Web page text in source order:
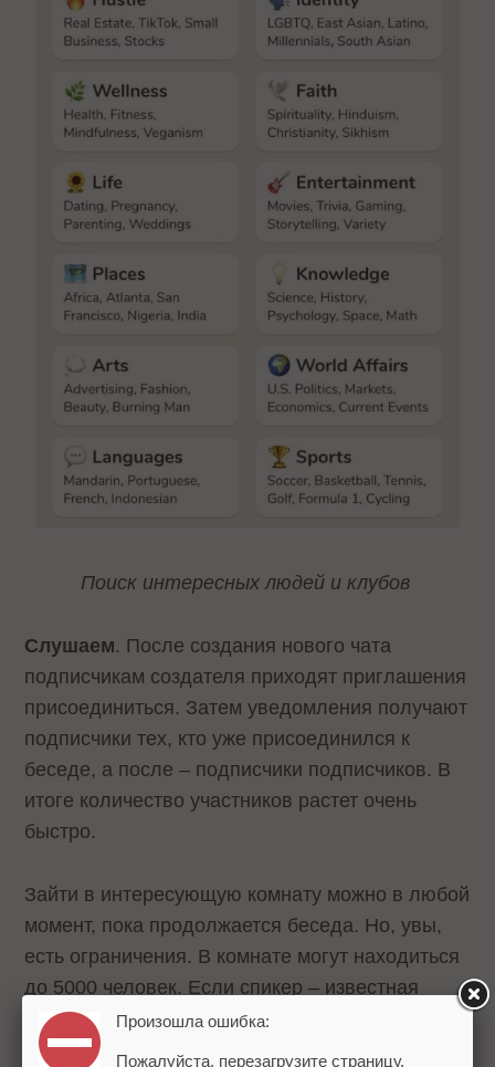
Поиск интересных людей и клубов
Слушаем. После создания нового чата
подписчикам создателя приходят приглашения
присоединиться. Затем уведомления получают
подписчики тех, кто уже присоединился к
беседе, а после – подписчики подписчиков. В
итоге количество участников растет очень
быстро.
Зайти в интересующую комнату можно в любой
момент, пока продолжается беседа. Но, увы,
есть ограничения. В комнате могут находиться
до 5000 человек. Если спикер – известная
персона, лимит явно усложняет жизнь.
Например, желающих послушать Илона Маска
Произошла ошибка:
Пожалуйста, перезагрузите страницу.